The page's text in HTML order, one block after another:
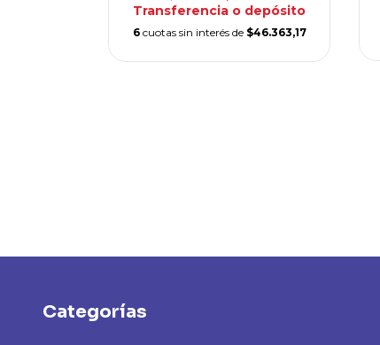
Transferencia o depósito
6 cuotas sin interés de $46.363,17
Categorías